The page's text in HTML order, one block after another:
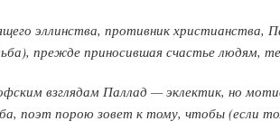
эллинства, противник христианства,
прежде приносившая счастье людям,
взглядам Паллад — эклектик, но
поэт порою зовет к тому, чтобы (если